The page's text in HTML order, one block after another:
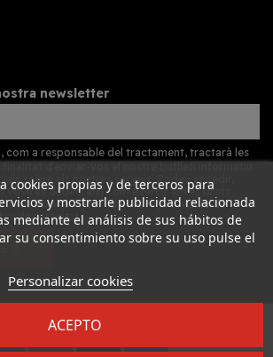
newsletter
com a responsable del tractament, tractarà les
sobre els nostres serveis. Podeu accedir,
dades, així com exercir altres drets
addicional detallada sobre protecció de
de privacitat
Desarrollado por
cookies propias y de terceros para
y mostrarle publicidad relacionada
mediante el análisis de sus hábitos de
su consentimiento sobre su uso pulse el
Personalizar cookies
ACEPTO